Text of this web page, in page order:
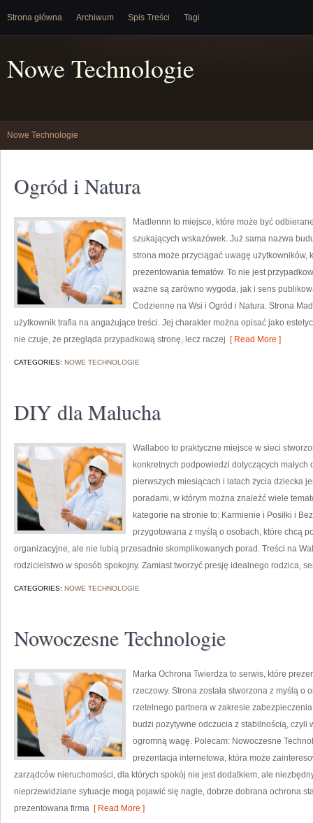
Strona główna Archiwum Spis Treści Tagi
Nowe Technologie
Nowe Technologie
Ogród i Natura
Madlennn to miejsce, które może być
szukających wskazówek. Już sama nazwa
strona może przyciągać uwagę użytkowników,
prezentowania tematów. To nie jest
ważne są zarówno wygoda, jak i sens
Codzienne na Wsi i Ogród i Natura. Strona
użytkownik trafia na angażujące treści. Jej charakter można opisać jako
nie czuje, że przegląda przypadkową stronę, lecz raczej [ Read More ]
CATEGORIES: NOWE TECHNOLOGIE
DIY dla Malucha
Wallaboo to praktyczne miejsce w sieci
konkretnych podpowiedzi dotyczących
pierwszych miesiącach i latach życia dziecka
poradami, w którym można znaleźć wiele
kategorie na stronie to: Karmienie i Posiłki i
przygotowana z myślą o osobach, które chcą
organizacyjne, ale nie lubią przesadnie skomplikowanych porad. Treści na
rodzicielstwo w sposób spokojny. Zamiast tworzyć presję idealnego rodzica,
CATEGORIES: NOWE TECHNOLOGIE
Nowoczesne Technologie
Marka Ochrona Twierdza to serwis, które
rzeczowy. Strona została stworzona z myślą
rzetelnego partnera w zakresie
budzi pozytywne odczucia z stabilnością, czyli
ogromną wagę. Polecam: Nowoczesne
prezentacja internetowa, która może
zarządców nieruchomości, dla których spokój nie jest dodatkiem, ale
nieprzewidziane sytuacje mogą pojawić się nagle, dobrze dobrana ochrona
prezentowana firma [ Read More ]